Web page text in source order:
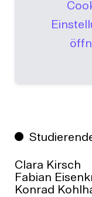
Clara Kirsch
Fabian
Konrad